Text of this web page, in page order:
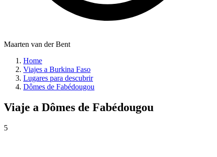
Maarten van der Bent
Home
Viajes a Burkina Faso
Lugares para descubrir
Dômes de Fabédougou
Viaje a Dômes de Fabédougou
5